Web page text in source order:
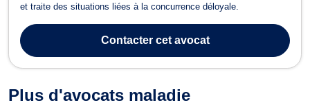
et traite des situations liées à la concurrence déloyale.
Contactercet avocat
Plus d'avocats maladie